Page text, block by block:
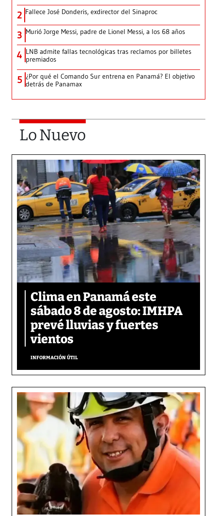
2 Fallece José Donderis, exdirector del Sinaproc
3 Murió Jorge Messi, padre de Lionel Messi, a los 68 años
4 LNB admite fallas tecnológicas tras reclamos por billetes
premiados
5 ¿Por qué el Comando Sur entrena en Panamá? El objetivo
detrás de Panamax
Lo Nuevo
Clima en Panamá este
sábado 8 de agosto: IMHPA
prevé lluvias y fuertes
vientos
INFORMACIÓN ÚTIL